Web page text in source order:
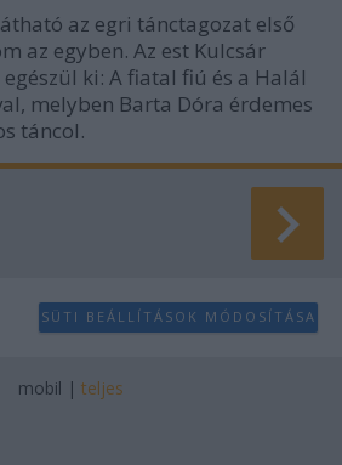
az egri tánctagozat első
az egyben. Az est Kulcsár
ki: A fiatal fiú és a Halál
melyben Barta Dóra érdemes
táncol.
SÜTI BEÁLLÍTÁSOK MÓDOSÍTÁSA
mobil | teljes